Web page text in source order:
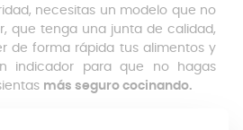
necesitas un modelo que no
que tenga una junta de calidad,
de forma rápida tus alimentos y
indicador para que no hagas
más seguro cocinando.